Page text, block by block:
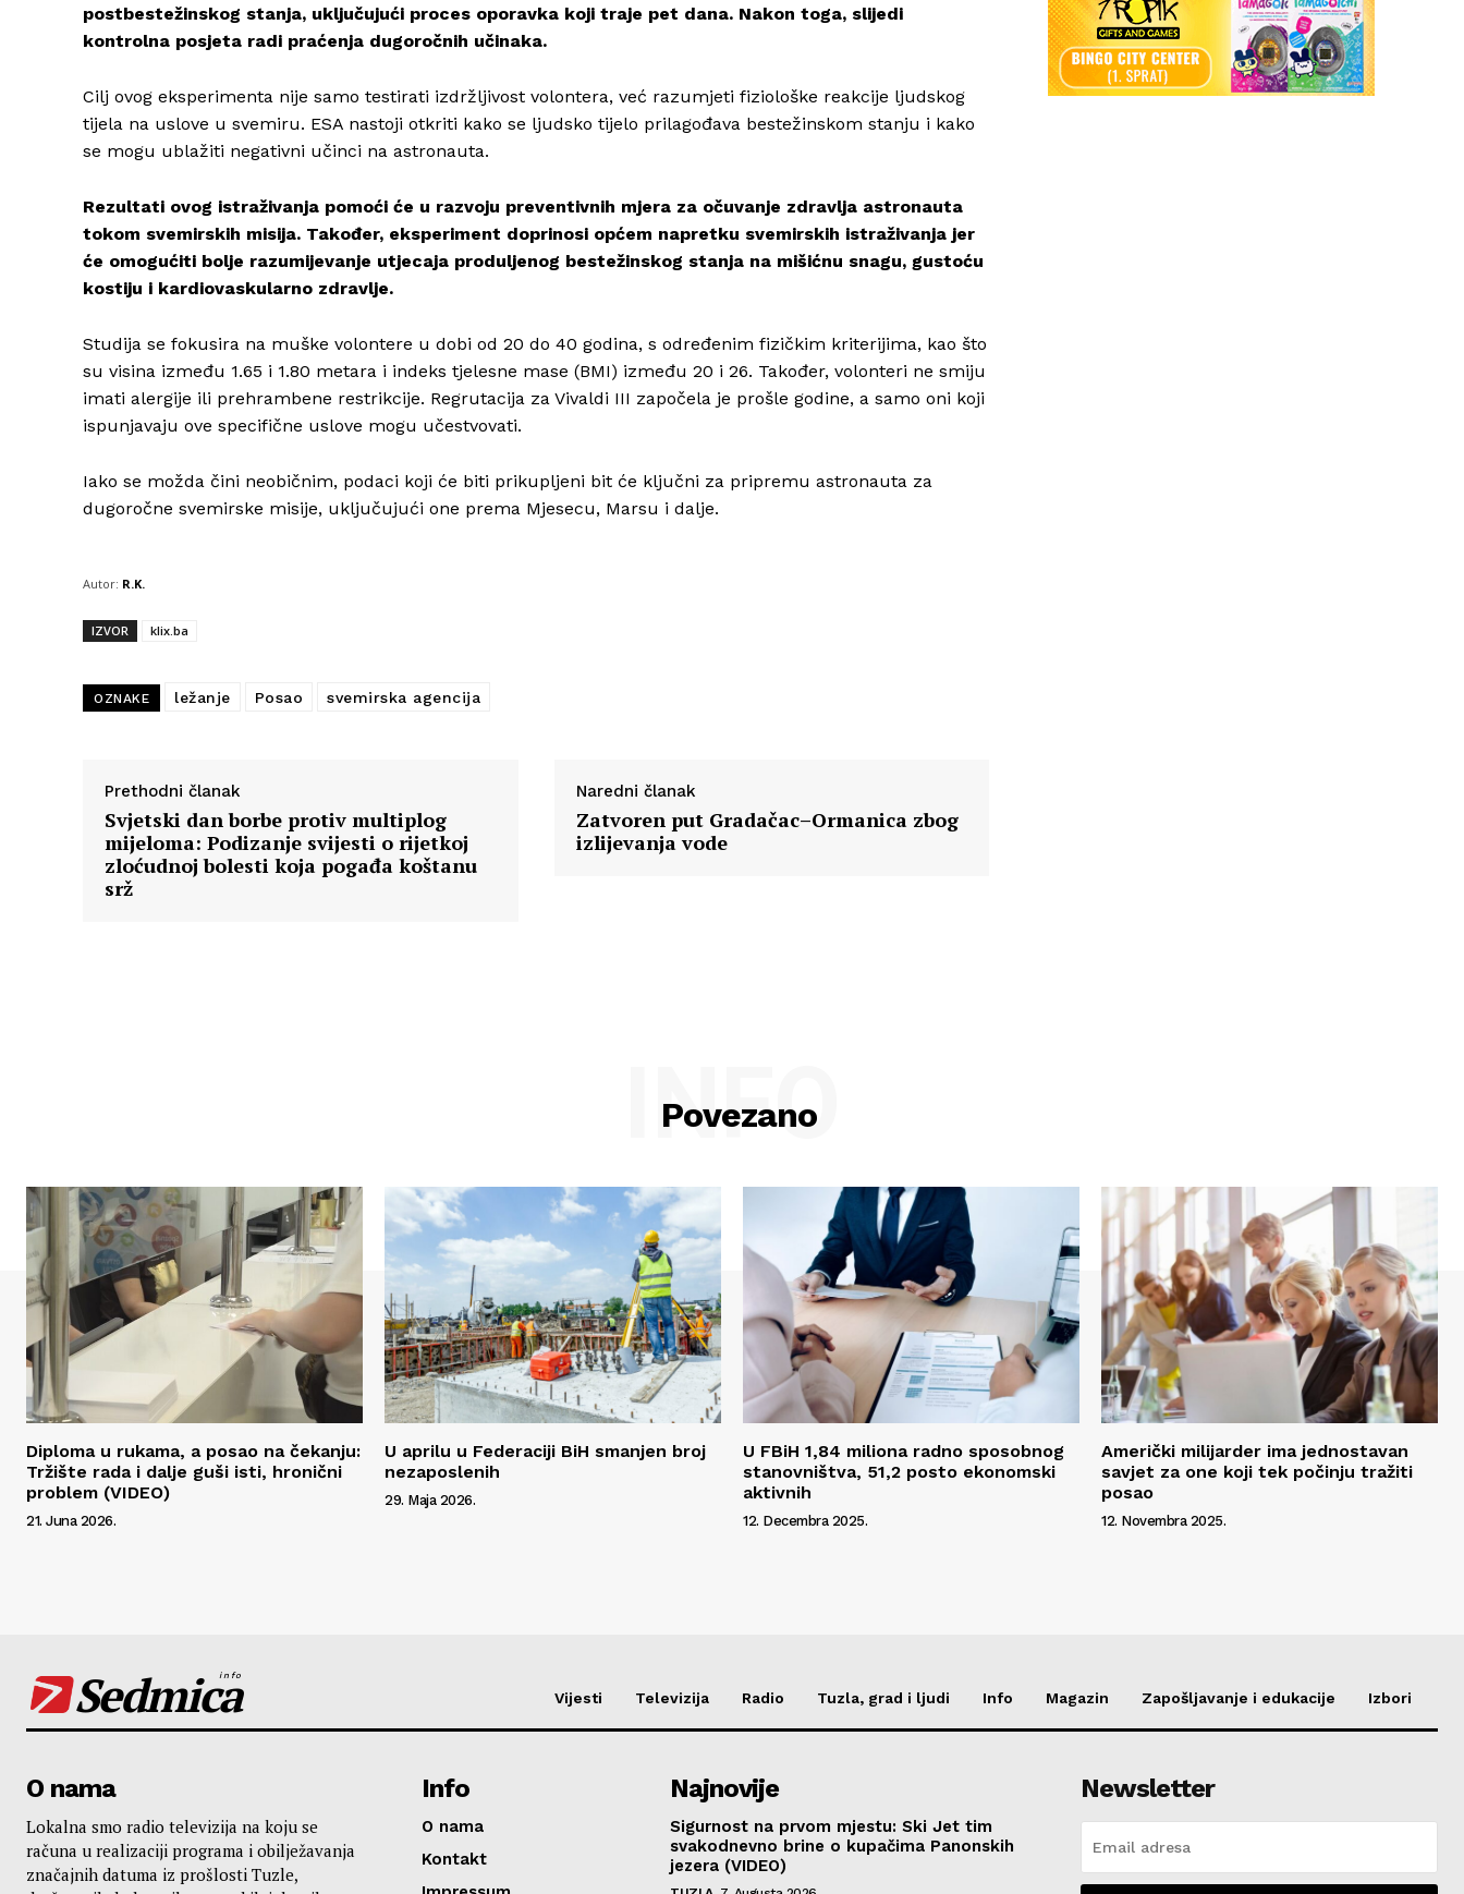
Info
Kontakt
Impressum
postbestežinskog stanja, uključujući proces oporavka koji traje pet dana. Nakon toga, slijedi
kontrolna posjeta radi praćenja dugoročnih učinaka.
Cilj ovog eksperimenta nije samo testirati izdržljivost volontera, već razumjeti fiziološke reakcije ljudskog
tijela na uslove u svemiru. ESA nastoji otkriti kako se ljudsko tijelo prilagođava bestežinskom stanju i kako
se mogu ublažiti negativni učinci na astronauta.
Rezultati ovog istraživanja pomoći će u razvoju preventivnih mjera za očuvanje zdravlja astronauta
tokom svemirskih misija. Također, eksperiment doprinosi općem napretku svemirskih istraživanja jer
će omogućiti bolje razumijevanje utjecaja produljenog bestežinskog stanja na mišićnu snagu, gustoću
kostiju i kardiovaskularno zdravlje.
Studija se fokusira na muške volontere u dobi od 20 do 40 godina, s određenim fizičkim kriterijima, kao što
su visina između 1.65 i 1.80 metara i indeks tjelesne mase (BMI) između 20 i 26. Također, volonteri ne smiju
imati alergije ili prehrambene restrikcije. Regrutacija za Vivaldi III započela je prošle godine, a samo oni koji
ispunjavaju ove specifične uslove mogu učestvovati.
Iako se možda čini neobičnim, podaci koji će biti prikupljeni bit će ključni za pripremu astronauta za
dugoročne svemirske misije, uključujući one prema Mjesecu, Marsu i dalje.
Autor: R.K.
IZVOR klix.ba
OZNAKE ležanje Posao svemirska agencija
Prethodni članak
Svjetski dan borbe protiv multiplog
mijeloma: Podizanje svijesti o rijetkoj
zloćudnoj bolesti koja pogađa koštanu
srž
Naredni članak
Zatvoren put Gradačac–Ormanica zbog
izlijevanja vode
Povezano
INFO
Diploma u rukama, a posao na čekanju:
Tržište rada i dalje guši isti, hronični
problem (VIDEO)
21. Juna 2026.
U aprilu u Federaciji BiH smanjen broj
nezaposlenih
29. Maja 2026.
U FBiH 1,84 miliona radno sposobnog
stanovništva, 51,2 posto ekonomski
aktivnih
12. Decembra 2025.
Američki milijarder ima jednostavan
savjet za one koji tek počinju tražiti
posao
12. Novembra 2025.
Sedmica
info
Vijesti Televizija Radio Tuzla, grad i ljudi Info Magazin Zapošljavanje i edukacije Izbori
O nama
Lokalna smo radio televizija na koju se
računa u realizaciji programa i obilježavanja
značajnih datuma iz prošlosti Tuzle,
Info
O nama
Kontakt
Najnovije
Sigurnost na prvom mjestu: Ski Jet tim
svakodnevno brine o kupačima Panonskih
jezera (VIDEO)
Newsletter